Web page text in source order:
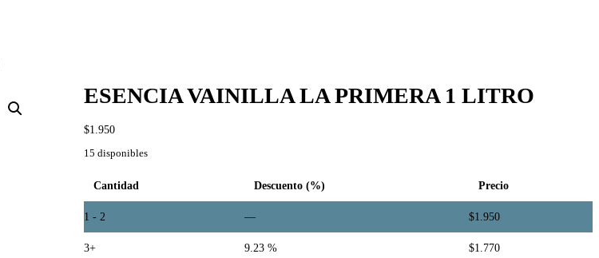
ESENCIA VAINILLA LA PRIMERA 1 LITRO
$1.950
15 disponibles
Cantidad Descuento (%) Precio
1 - 2 — $1.950
3+ 9.23 % $1.770